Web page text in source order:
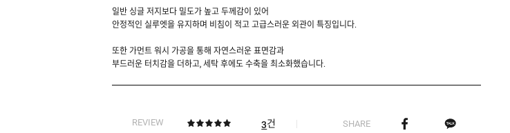
일반 싱글 저지보다 밀도가 높고 두께감이 있어
안정적인 실루엣을 유지하며 비침이 적고 고급스러운 외관이 특징입니다.
또한 가먼트 워시 가공을 통해 자연스러운 표면감과
부드러운 터치감을 더하고, 세탁 후에도 수축을 최소화했습니다.
REVIEW 3건 SHARE